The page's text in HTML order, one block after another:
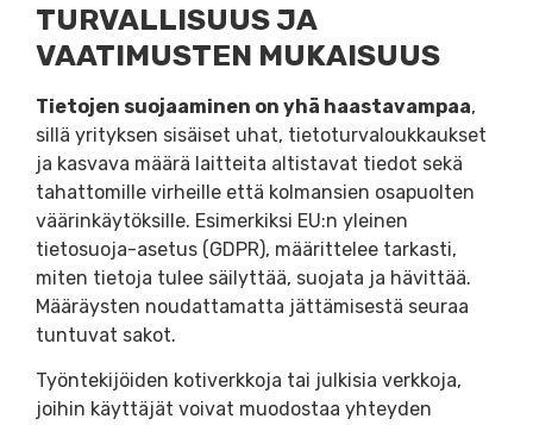
TURVALLISUUS JA
VAATIMUSTEN MUKAISUUS
Tietojen suojaaminen on yhä haastavampaa,
sillä yrityksen sisäiset uhat, tietoturvaloukkaukset
ja kasvava määrä laitteita altistavat tiedot sekä
tahattomille virheille että kolmansien osapuolten
väärinkäytöksille. Esimerkiksi EU:n yleinen
tietosuoja-asetus (GDPR), määrittelee tarkasti,
miten tietoja tulee säilyttää, suojata ja hävittää.
Määräysten noudattamatta jättämisestä seuraa
tuntuvat sakot.
Työntekijöiden kotiverkkoja tai julkisia verkkoja,
joihin käyttäjät voivat muodostaa yhteyden